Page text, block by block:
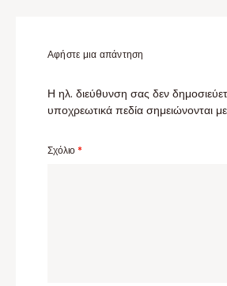
Αφήστε μια απάντηση
Η ηλ. διεύθυνση σας δεν
υποχρεωτικά πεδία σημειώνονται με
Σχόλιο *